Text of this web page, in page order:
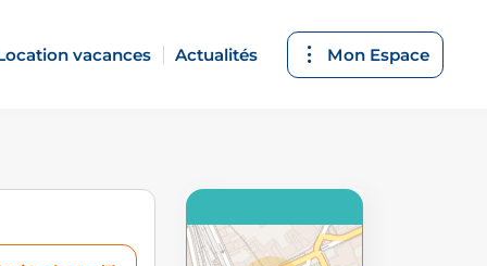
vacances Actualités Mon Espace